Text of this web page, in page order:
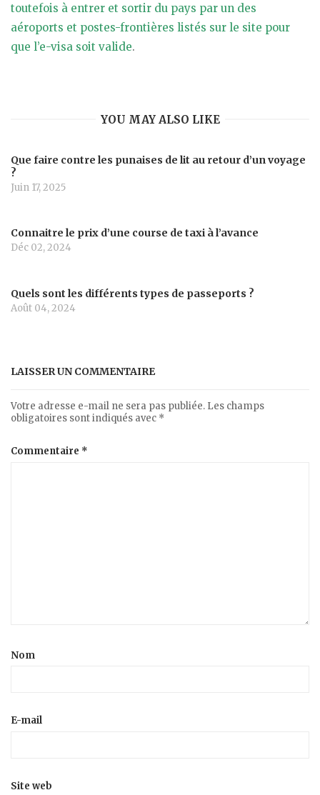
toutefois à entrer et sortir du pays par un des
aéroports et postes-frontières listés sur le site pour
que l’e-visa soit valide.
YOU MAY ALSO LIKE
Que faire contre les punaises de lit au retour d’un voyage
?
Juin 17, 2025
Connaitre le prix d’une course de taxi à l’avance
Déc 02, 2024
Quels sont les différents types de passeports ?
Août 04, 2024
LAISSER UN COMMENTAIRE
Votre adresse e-mail ne sera pas publiée. Les champs
obligatoires sont indiqués avec *
Commentaire *
Nom
E-mail
Site web